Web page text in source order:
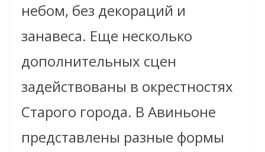
небом, без декораций и
занавеса. Еще несколько
дополнительных сцен
задействованы в окрестностях
Старого города. В Авиньоне
представлены разные формы